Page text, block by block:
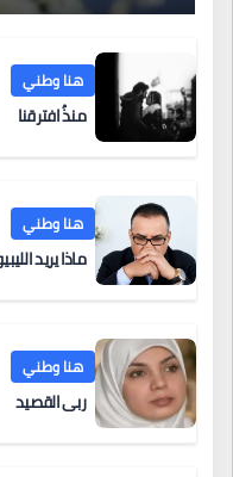
هنا وطني
منذُ افترقنا
هنا وطني
ماذا يريد
هنا وطني
ربى القصيد